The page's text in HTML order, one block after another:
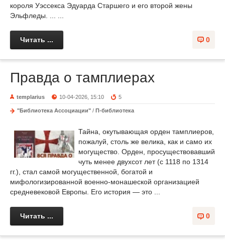
короля Уэссекса Эдуарда Старшего и его второй жены
Эльфледы. ... ...
0
Читать ...
Правда о тамплиерах
templarius 10-04-2026, 15:10 5
"Библиотека Ассоциации" / П-библиотека
Тайна, окутывающая орден тамплиеров,
пожалуй, столь же велика, как и само их
могущество. Орден, просуществовавший
чуть менее двухсот лет (с 1118 по 1314
гг.), стал самой могущественной, богатой и
мифологизированной военно-монашеской организацией
средневековой Европы. Его история — это ...
0
Читать ...